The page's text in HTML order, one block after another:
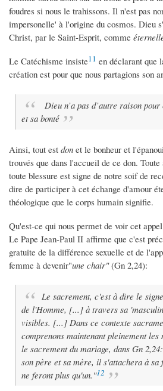
foudres si nous le trahissons. Il n'est pas
impersonelle' à l'origine du cosmos. Dieu
Christ, par le Saint-Esprit, comme
Le Catéchisme insiste11 en déclarant que
création est pour que nous partagions son
Dieu n’a pas d’autre raison
et sa bonté
Ainsi, tout est don et le bonheur et
trouvés que dans l'accueil de ce don.
toute blessure est signe de notre soif de
dire de participer à cet échange d'amour
théologique que le corps humain signifie.
Qu'est-ce qui nous permet de voir cet
Le Pape Jean-Paul II affirme que c'est
gratuite de la différence sexuelle et de
femme à devenir"une chair"(Gn 2,24):
Le sacrement, c'est à dire le
de l'Homme, [...] à travers sa
visibles. [...] Dans ce contexte
comprenons maintenant pleinement les
le sacrement du mariage, dans Gn 2,24:
son père et sa mère, il s'attachera à sa
ne feront plus qu'un."12